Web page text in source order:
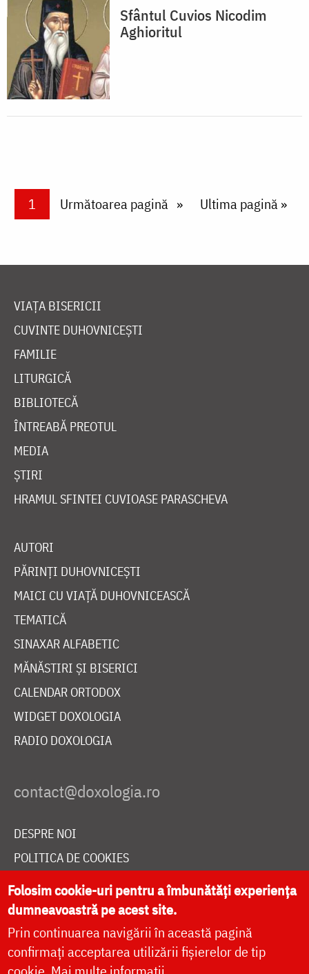
Sfântul Cuvios Nicodim
Aghioritul
PaginareCurrent page
1 Next page
Următoarea pagină Last page
Ultima pagină »
VIAȚA BISERICII
CUVINTE DUHOVNICEȘTI
FAMILIE
LITURGICĂ
BIBLIOTECĂ
ÎNTREABĂ PREOTUL
MEDIA
ȘTIRI
HRAMUL SFINTEI CUVIOASE PARASCHEVA
AUTORI
PĂRINȚI DUHOVNICEȘTI
MAICI CU VIAȚĂ DUHOVNICEASCĂ
TEMATICĂ
SINAXAR ALFABETIC
MĂNĂSTIRI ȘI BISERICI
CALENDAR ORTODOX
WIDGET DOXOLOGIA
RADIO DOXOLOGIA
DESPRE NOI
POLITICA DE COOKIES
DONEAZĂ ONLINE PENTRU CATEDRALA NAȚIONALĂ
LIVE
Folosim cookie-uri pentru a îmbunătăți experiența
dumneavoastră pe acest site.
Prin continuarea navigării în această pagină
confirmați acceptarea utilizării fișierelor de tip